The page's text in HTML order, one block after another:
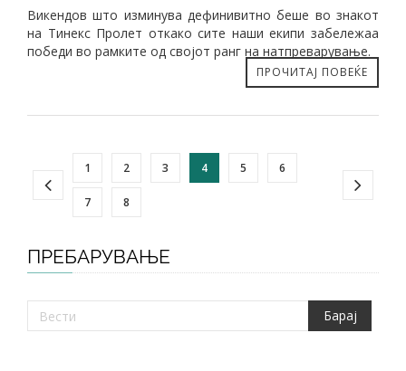
Викендов што изминува дефинивитно беше во знакот
на Тинекс Пролет откако сите наши екипи забележаа
победи во рамките од својот ранг на натпреварување.
ПРОЧИТАЈ ПОВЕЌЕ
1 2 3 4 5 6
7 8
ПРЕБАРУВАЊЕ